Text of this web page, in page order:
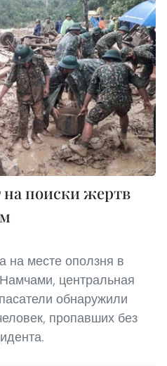
поиски жертв
на месте оползня в
центральная
обнаружили
пропавших без